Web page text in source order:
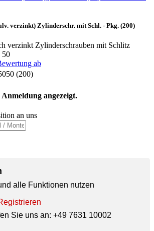
verzinkt) Zylinderschr. mit Schl. - Pkg. (200)
verzinkt Zylinderschrauben mit Schlitz
50
ab
(200)
angezeigt.
an uns
alle Funktionen nutzen
Sie uns an: +49 7631 10002